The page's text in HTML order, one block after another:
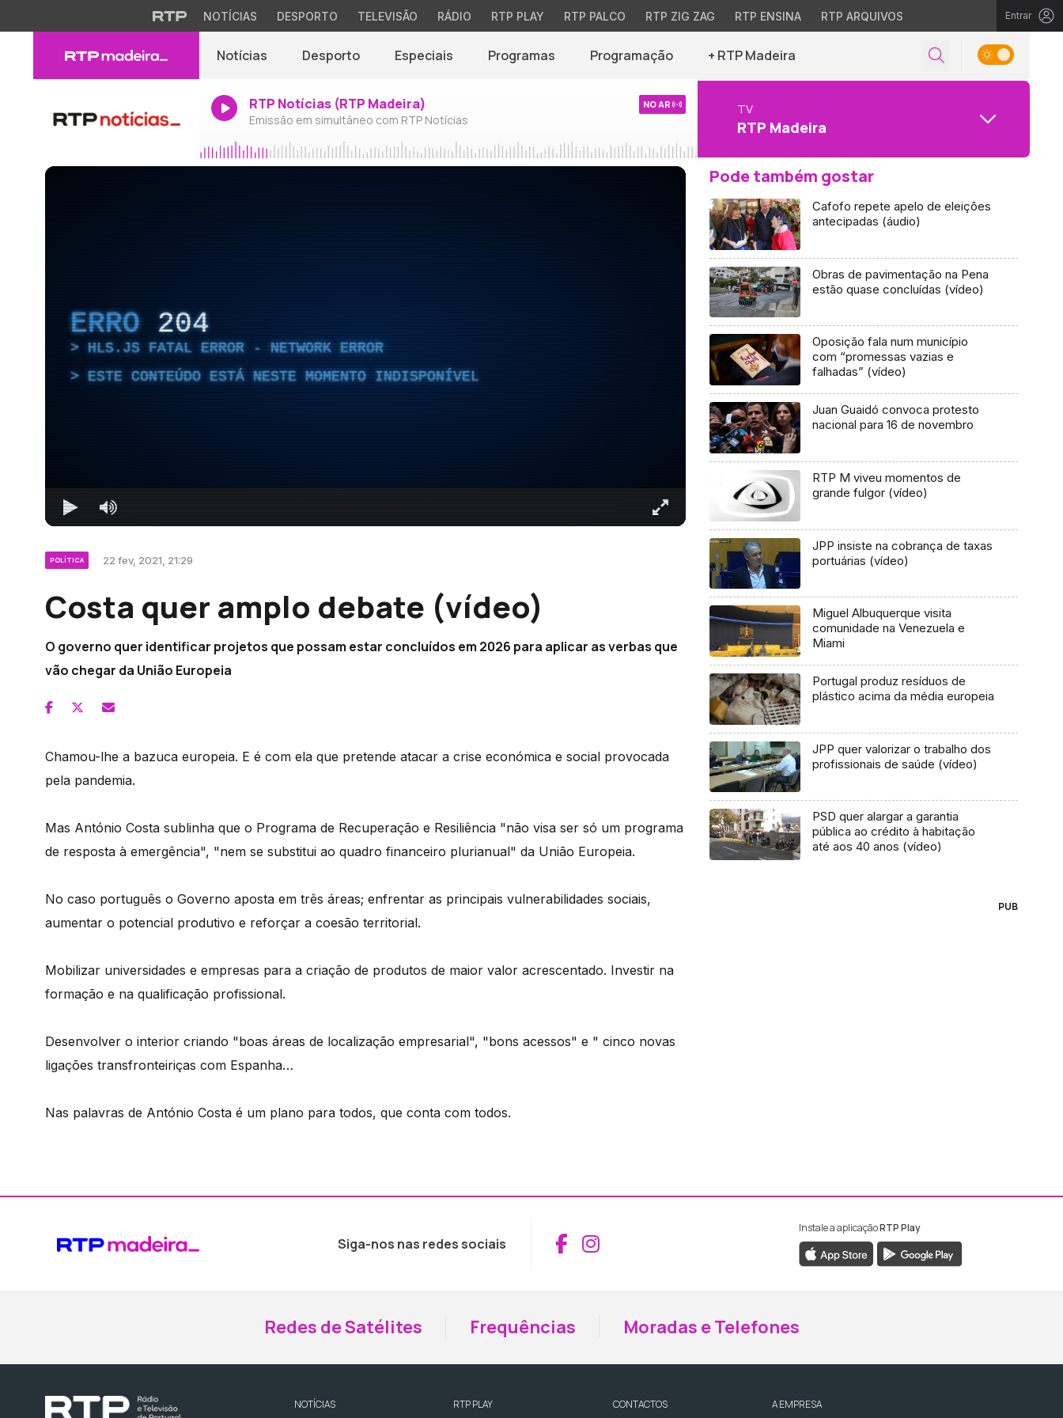
NOTÍCIAS DESPORTO TELEVISÃO RÁDIO RTP PLAY RTP PALCO RTP ZIG ZAG RTP ENSINA RTP ARQUIVOS Entrar
Notícias Desporto Especiais Programas Programação + RTP Madeira
RTP Notícias (RTP Madeira)
Emissão em simultâneo com RTP Notícias
NO AR TV
RTP Madeira
ERRO 204
HLS.JS FATAL ERROR - NETWORK ERROR
ESTE CONTEÚDO ESTÁ NESTE MOMENTO INDISPONÍVEL
POLÍTICA 22 fev, 2021, 21:29
Costa quer amplo debate (vídeo)
O governo quer identificar projetos que possam estar concluídos em 2026 para aplicar as verbas que
vão chegar da União Europeia
Chamou-lhe a bazuca europeia. E é com ela que pretende atacar a crise económica e social provocada
pela pandemia.
Mas António Costa sublinha que o Programa de Recuperação e Resiliência "não visa ser só um programa
de resposta à emergência", "nem se substitui ao quadro financeiro plurianual" da União Europeia.
No caso português o Governo aposta em três áreas; enfrentar as principais vulnerabilidades sociais,
aumentar o potencial produtivo e reforçar a coesão territorial.
Mobilizar universidades e empresas para a criação de produtos de maior valor acrescentado. Investir na
formação e na qualificação profissional.
Desenvolver o interior criando "boas áreas de localização empresarial", "bons acessos" e " cinco novas
ligações transfronteiriças com Espanha…
Nas palavras de António Costa é um plano para todos, que conta com todos.
Pode também gostar
Cafofo repete apelo de eleições
antecipadas (áudio)
Obras de pavimentação na Pena
estão quase concluídas (vídeo)
Oposição fala num município
com “promessas vazias e
falhadas” (vídeo)
Juan Guaidó convoca protesto
nacional para 16 de novembro
RTP M viveu momentos de
grande fulgor (vídeo)
JPP insiste na cobrança de taxas
portuárias (vídeo)
Miguel Albuquerque visita
comunidade na Venezuela e
Miami
Portugal produz resíduos de
plástico acima da média europeia
JPP quer valorizar o trabalho dos
profissionais de saúde (vídeo)
PSD quer alargar a garantia
pública ao crédito à habitação
até aos 40 anos (vídeo)
PUB
Siga-nos nas redes sociais Aceder ao Facebook da RTP Madeira
Aceder ao Instagram da RTP Madeira
Instale a aplicaçãoRTP Play
Redes de Satélites Frequências Moradas e Telefones
NOTÍCIAS
RTP PLAY
CONTACTOS
A EMPRESA